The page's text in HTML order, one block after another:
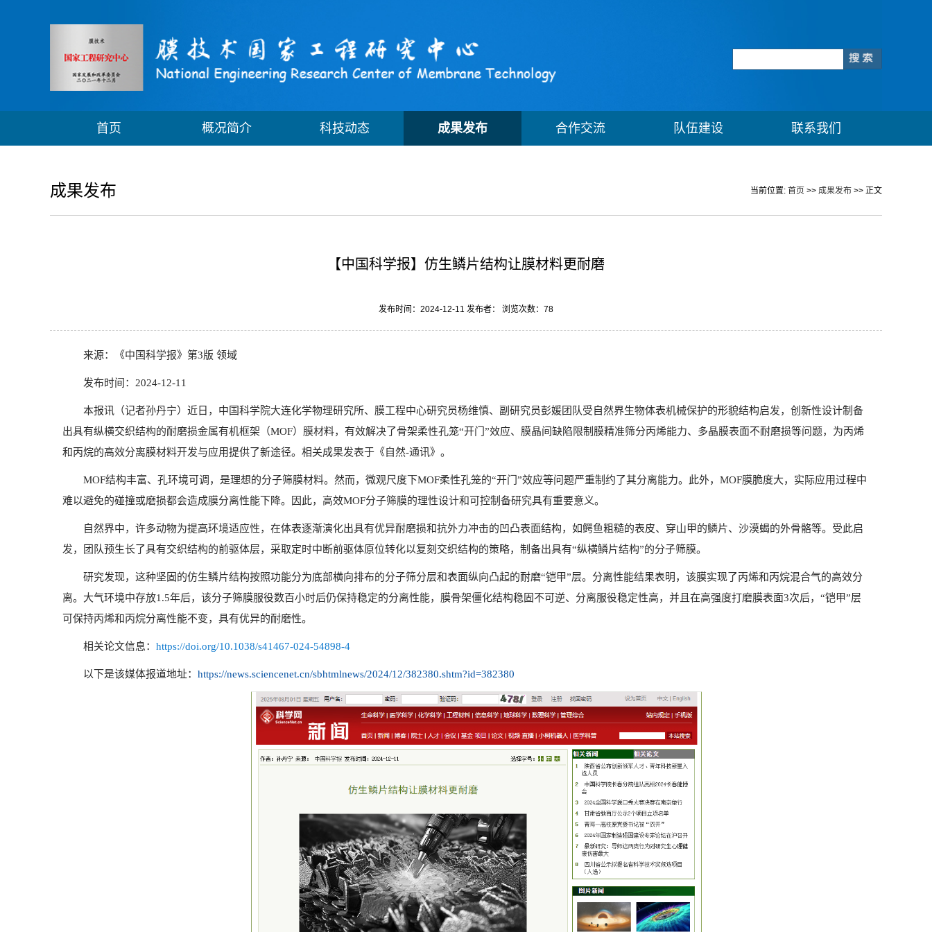
首页 概况简介 科技动态 成果发布 合作交流 队伍建设 联系我们
成果发布 当前位置: 首页 >> 成果发布 >> 正文
【中国科学报】仿生鳞片结构让膜材料更耐磨
发布时间：2024-12-11 发布者： 浏览次数： 78
来源：《中国科学报》第3版 领域
发布时间：2024-12-11
本报讯（记者孙丹宁）近日，中国科学院大连化学物理研究所、膜工程中心研究员杨维慎、副研究员彭媛团队受自然界生物体表机械保护的形貌结构启发，创新性设计制备
出具有纵横交织结构的耐磨损金属有机框架（MOF）膜材料，有效解决了骨架柔性孔笼“开门”效应、膜晶间缺陷限制膜精准筛分丙烯能力、多晶膜表面不耐磨损等问题，为丙烯
和丙烷的高效分离膜材料开发与应用提供了新途径。相关成果发表于《自然-通讯》。
MOF结构丰富、孔环境可调，是理想的分子筛膜材料。然而，微观尺度下MOF柔性孔笼的“开门”效应等问题严重制约了其分离能力。此外，MOF膜脆度大，实际应用过程中
难以避免的碰撞或磨损都会造成膜分离性能下降。因此，高效MOF分子筛膜的理性设计和可控制备研究具有重要意义。
自然界中，许多动物为提高环境适应性，在体表逐渐演化出具有优异耐磨损和抗外力冲击的凹凸表面结构，如鳄鱼粗糙的表皮、穿山甲的鳞片、沙漠蝎的外骨骼等。受此启
发，团队预生长了具有交织结构的前驱体层，采取定时中断前驱体原位转化以复刻交织结构的策略，制备出具有“纵横鳞片结构”的分子筛膜。
研究发现，这种坚固的仿生鳞片结构按照功能分为底部横向排布的分子筛分层和表面纵向凸起的耐磨“铠甲”层。分离性能结果表明，该膜实现了丙烯和丙烷混合气的高效分
离。大气环境中存放1.5年后，该分子筛膜服役数百小时后仍保持稳定的分离性能，膜骨架僵化结构稳固不可逆、分离服役稳定性高，并且在高强度打磨膜表面3次后，“铠甲”层
可保持丙烯和丙烷分离性能不变，具有优异的耐磨性。
相关论文信息： https://doi.org/10.1038/s41467-024-54898-4
以下是该媒体报道地址： https://news.sciencenet.cn/sbhtmlnews/2024/12/382380.shtm?id=382380